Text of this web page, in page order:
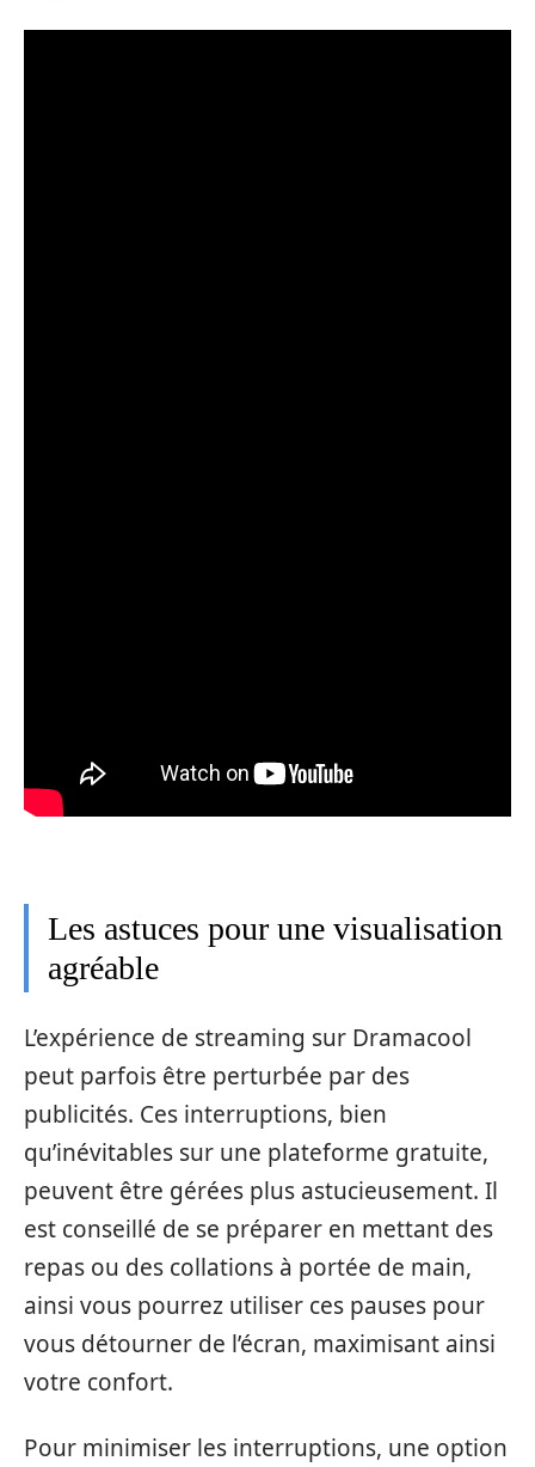
Les astuces pour une visualisation
agréable
L’expérience de streaming sur Dramacool
peut parfois être perturbée par des
publicités. Ces interruptions, bien
qu’inévitables sur une plateforme gratuite,
peuvent être gérées plus astucieusement. Il
est conseillé de se préparer en mettant des
repas ou des collations à portée de main,
ainsi vous pourrez utiliser ces pauses pour
vous détourner de l’écran, maximisant ainsi
votre confort.
Pour minimiser les interruptions, une option